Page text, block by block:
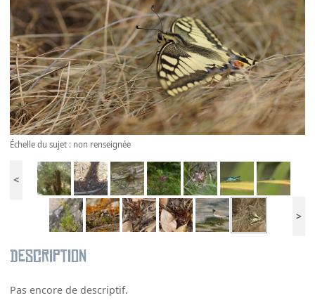
Échelle du sujet : non renseignée
<
>
Description
Pas encore de descriptif.